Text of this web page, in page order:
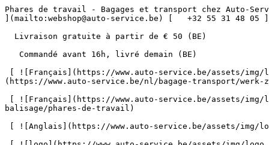
Phares de travail - Bagages et transport chez Auto-Service      = 170" class="bg-neutral-50 text-gray-800 antialiased" id="pg-318" &gt;   [    webshop@auto-service.be ](mailto:webshop@auto-service.be) [   +32 55 31 48 05 ](tel:+3255314805) 

  Livraison gratuite à partir de € 50 (BE) 

   Commandé avant 16h, livré demain (BE) 

 [ ![Français](https://www.auto-service.be/assets/img/locales/fr.svg) fr  ](#) [ ![Néerlandais](https://www.auto-service.be/assets/img/locales/nl.svg) Néerlandais ](https://www.auto-service.be/nl/bagage-transport/werk-zwaailichten/werklichten) 

 [ ![Français](https://www.auto-service.be/assets/img/locales/fr.svg) Français ](https://www.auto-service.be/fr/bagages-et-transport/feux-de-travail-et-feux-de-balisage/phares-de-travail) 

 [ ![Anglais](https://www.auto-service.be/assets/img/locales/en.svg) Anglais ](https://www.auto-service.be/en/luggage-transport/work-flashing-lights/work-lights) 

 [ ![logo](https://www.auto-service.be/assets/img/logo.svg) ](https://www.auto-service.be/fr) 

 [   ](https://www.auto-service.be/fr/login) 

 [ 0 

   ](https://www.auto-service.be/fr/webshop/cart)

 [ ![logo](https://www.auto-service.be/assets/img/logo.svg) ](https://www.auto-service.be/fr) [   ](https://www.auto-service.be/fr/login)     [ 0 

   ](https://www.auto-service.be/fr/webshop/cart)

  [ { setTimeout(() =&gt; { $refs.navitem169.scrollIntoView({ behavior: 'smooth', block: 'start' }); }, 300); }); }" class="relative z-30 flex items-center p-4 text-center text-gray-700 transition-colors duration-200 ease-out lg:h-full lg:border-b-4 lg:px-0 lg:pt-\[4px\] lg:pb-0 lg:text-xs lg:font-medium lg:text-gray-800 lg:focus:border-b-primary xl:text-sm 2xl:text-base lg:border-b-transparent lg:hover:border-b-gray-300" &gt; Nettoyage de voitures      

 ](https://www.auto-service.be/fr/nettoyage-de-voitures) **Nettoyage de voitures** 

 [    ![Extérieur](https://www.auto-service.be/assets/media/30740/conversions/exterieur-navthumb.jpg)  

 Extérieur 

 ](https://www.auto-service.be/fr/nettoyage-de-voitures/exterieur) [    ![Shampooing auto](https://www.auto-service.be/assets/media/30734/conversions/autoshampoo-navthumb.jpg)  

 Shampooing auto 

 ](https://www.auto-service.be/fr/nettoyage-de-voitures/shampooing-auto) [    ![Intérieur](https://www.auto-service.be/assets/media/30732/conversions/interieur-navthumb.jpg)  

 Intérieur 

 ](https://www.auto-service.be/fr/nettoyage-de-voitures/interieur) [    ![Sellerie cuir](https://www.auto-service.be/assets/media/30721/conversions/lederen-bekleding-navthumb.jpg)  

 Sellerie cuir 

 ](https://www.auto-service.be/fr/nettoyage-de-voitures/sellerie-cuir) [    ![Jantes et pneus](https://www.auto-service.be/assets/media/30719/conversions/velgen-banden-navthumb.jpg)  

 Jantes et pneus 

 ](https://www.auto-service.be/fr/nettoyage-de-voitures/jantes-et-pneus) [    ![Polissage](https://www.auto-service.be/assets/media/30717/conversions/polijsten-navthumb.jpg)  

 Polissage 

 ](https://www.auto-service.be/fr/nettoyage-de-voitures/polissage) [    ![Vitres](https://www.auto-service.be/assets/media/30715/conversions/ruiten-navthumb.jpg)  

 Vitres 

 ](https://www.auto-service.be/fr/nettoyage-de-voitures/vitres) [    ![Cire et